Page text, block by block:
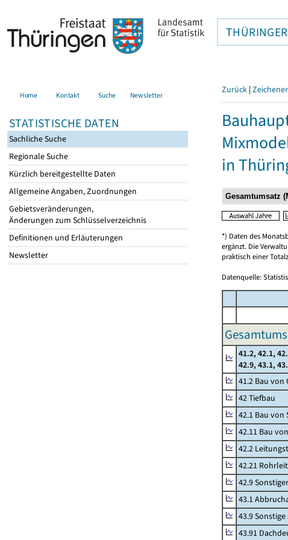
Home Kontakt Suche Newsletter
STATISTISCHE DATEN
Sachliche Suche
Regionale Suche
Kürzlich bereitgestellte Daten
Allgemeine Angaben, Zuordnungen
Gebietsveränderungen,
Änderungen zum Schlüsselverzeichnis
Definitionen und Erläuterungen
Newsletter
Zurück |
in
*) Daten des
ergänzt. Die
praktisch einer
Datenquelle:
41.2, 42.1,
42.9, 43.1,
41.2 Bau von
42 Tiefbau
42.1 Bau
42.11 Bau
42.2
42.21
42.9
43.1
43.9
43.91